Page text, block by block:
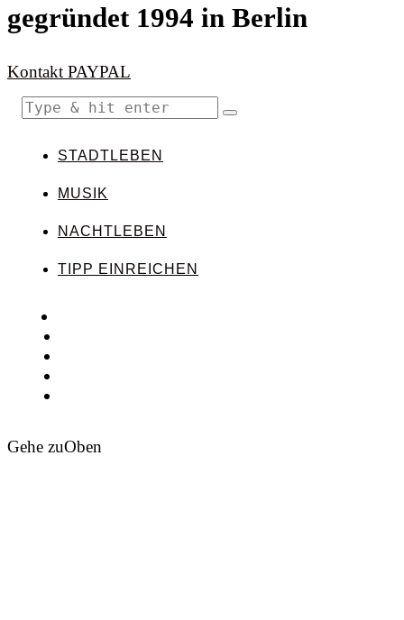
gegründet 1994 in Berlin
Kontakt PAYPAL
STADTLEBEN
MUSIK
NACHTLEBEN
TIPP EINREICHEN
Gehe zuOben